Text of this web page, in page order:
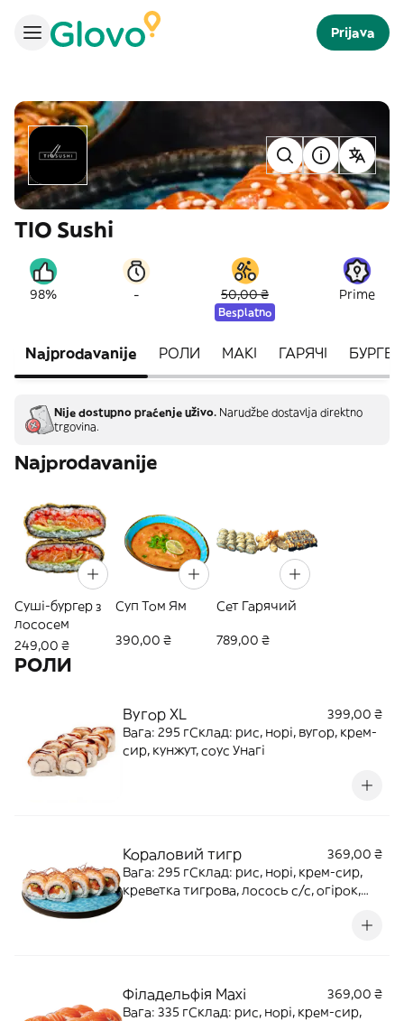
Prijava
TIO Sushi
98% - 50,00 ₴
Besplatno
Prime
Najprodavanije РОЛИ МАКІ ГАРЯЧІ БУРГЕР
Nije dostupno praćenje uživo. Narudžbe dostavlja direktno
trgovina.
Najprodavanije
Суші-бургер з
лососем
249,00 ₴
Суп Том Ям
390,00 ₴
Сет Гарячий
789,00 ₴
РОЛИ
Вугор XL
399,00 ₴
Вага: 295 гСклад: рис, норі, вугор, крем-
сир, кунжут, соус Унагі
Кораловий тигр
369,00 ₴
Вага: 295 гСклад: рис, норі, крем-сир,
креветка тигрова, лосось с/с, огірок,
Філадельфія Maxi
369,00 ₴
Вага: 335 гСклад: рис, норі, крем-сир,